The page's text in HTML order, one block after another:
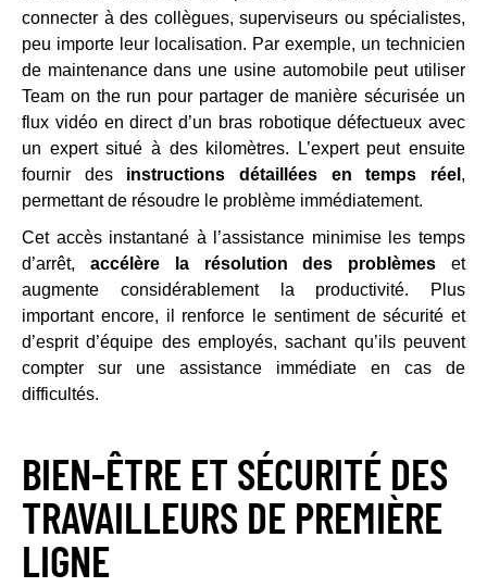
connecter à des collègues, superviseurs ou spécialistes,
peu importe leur localisation. Par exemple, un technicien
de maintenance dans une usine automobile peut utiliser
Team on the run pour partager de manière sécurisée un
flux vidéo en direct d’un bras robotique défectueux avec
un expert situé à des kilomètres. L’expert peut ensuite
fournir desinstructions détaillées en temps réel ,
permettant de résoudre le problème immédiatement.
Cet accès instantané à l’assistance minimise les temps
d’arrêt, accélère la résolution des problèmes et
augmente considérablement la productivité. Plus
important encore, il renforce le sentiment de sécurité et
d’esprit d’équipe des employés, sachant qu’ils peuvent
compter sur une assistance immédiate en cas de
difficultés.
BIEN-ÊTRE ET SÉCURITÉ DES
TRAVAILLEURS DE PREMIÈRE
LIGNE